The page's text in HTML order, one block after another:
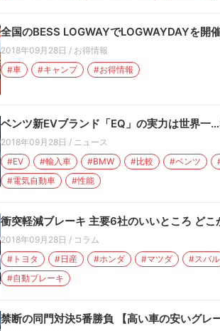
全国のBESS LOGWAYでLOGWAYDAYを開
2018年09月28日 / お得情報
#車
#キャンプ #お得情報
ベンツ新EVブランド「EQ」の実力は世界一
2018年09月28日 / ニュース
#EV
#輸入車 #BMW #比較 #ベンツ
#電気自動車
#性能
衝突軽減ブレーキ 主要6社のいいところ ど
2018年09月28日 / コラム
#トヨタ
#日産 #ホンダ #マツダ #スバル
#自動ブレーキ
禁断の同門対決5番勝負 【高い車の安いグレ